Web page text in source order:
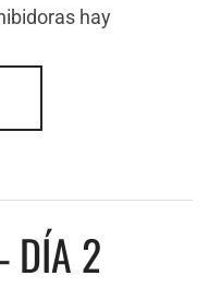
hay
DÍA 2